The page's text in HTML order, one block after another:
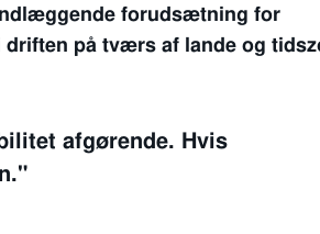
forudsætning for
på tværs af lande og
afgørende. Hvis